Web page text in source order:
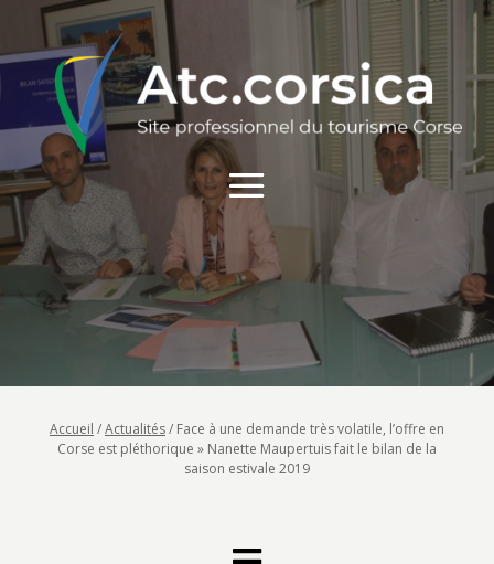
Accueil /Actualités/ Face à une demande très volatile, l’offre en
Corse est pléthorique » Nanette Maupertuis fait le bilan de la
saison estivale 2019